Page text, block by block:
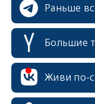
Раньше
Большие
Живи по-